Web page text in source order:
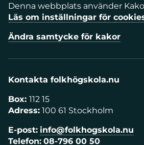
Denna webbplats använder
Läs om inställningar för
Ändra samtycke för kakor
Kontakta folkhögskola.nu
Box: 112 15
Adress: 100 61 Stockholm
E-post: info@folkhogskola.nu
Telefon: 08-796 00 50